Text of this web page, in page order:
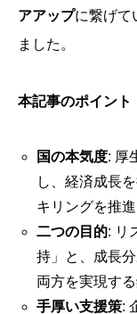
アアップに繋げて
ました。
本記事のポイント
国の本気度: 厚
し、経済成長
キリングを推進
二つの目的: リ
持」と、成長
両方を実現する
手厚い支援策: